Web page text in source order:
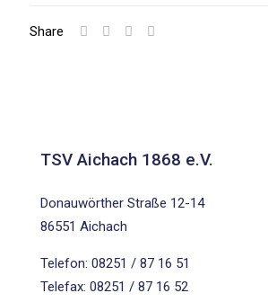
Share
TSV Aichach 1868 e.V.
Donauwörther Straße 12-14
86551 Aichach
Telefon: 08251 / 87 16 51
Telefax: 08251 / 87 16 52